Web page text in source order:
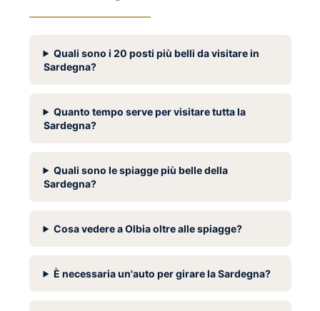
Quali sono i 20 posti più belli da visitare in
Sardegna?
Quanto tempo serve per visitare tutta la
Sardegna?
Quali sono le spiagge più belle della
Sardegna?
Cosa vedere a Olbia oltre alle spiagge?
È necessaria un'auto per girare la Sardegna?